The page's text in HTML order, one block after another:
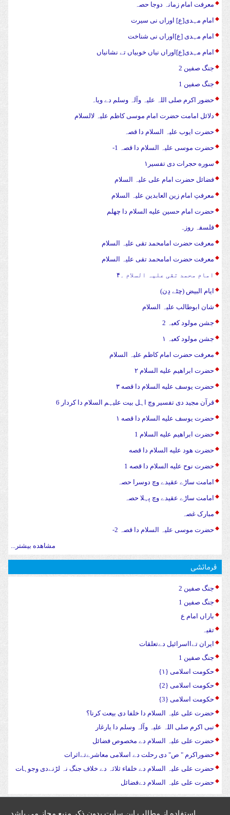
معرفت امام زمانہ دوجا حصہ
امام مہدی[ع] اوراں نی سیرت
امام مہدی [ع]اوراں نی شناخت
امام مہدی[ع]اوراں نیاں خوبیاں تے نشانیاں
جنگ صفین 2
جنگ صفین 1
حضور اکرم صلی اللہ علیہ وآلہ وسلم دے ویاہ
دلائل امامت حضرت امام موسی کاظم علیہ لالسلام
حضرت ایوب علیہ السلام دا قصہ
حضرت موسی علیہ السلام دا قصہ 1-
سوره حجرات دی تفسیر۱
فضائل حضرت امام علی علیہ السلام
معرفتِ امام زین العابدین علیہ السلام
حضرت امام حسین علیه السلام دا چهلم
فلسفہ روزہ
معرفت حضرت امامحمد تقی علیہ السلام
معرفت حضرت امامحمد تقی علیہ السلام
امام محمد تقی علیہ السلام ۔۴
ایام البیض (چٹے دِن)
شان ابوطالب علیہ السلام
جشن مولود کعبہ 2
جشن مولود کعبہ ۱
معرفت حضرت امام کاظم علیہ السلام
حضرت ابراهیم علیه السلام ۲
حضرت يوسف علیه السلام دا قصه ۳
قرآن مجید دی تفسیر وچ اہل بیت علیہم السلام دا کردار 6
حضرت يوسف علیه السلام دا قصه ۱
حضرت ابراهیم علیه السلام 1
حضرت هود علیه السلام دا قصه
حضرت نوح علیه السلام دا قصه 1
امامت ساڑے عقیدے وچ دوسرا حصہ
امامت ساڑے عقیدے وچ پہلا حصہ
مبارک غصہ
حضرت موسی علیہ السلام دا قصہ 2-
مشاهده بیشتر...
فرمائشی
جنگ صفین 2
جنگ صفین 1
باراں امام ع
تقیہ
ایران تےااسرائیل دےتعلقات
جنگ صفین 1
حکومت اسلامی {۱}
حکومت اسلامی {2}
حکومت اسلامی {3}
حضرت علی علیہ السلام دا خلفا دی بیعت کرنا؟
نبی اکرم صلی اللہ علیہ وآلہ وسلم دا یارغار
حضرت علی علیہ السلام دے مخصوص فضائل
حضوراکرم " ص" دی رحلت دے اسلامی معاشرےتےاثرات
حضرت علی علیہ السلام دے خلفاء ثلاثہ دے خلاف جنگ نہ لڑنےدی وجوہات
حضرت علی علیہ السلام دےفضائل
استفاده از مطالب این سایت بدون ذکر منبع مجاز می باشد.